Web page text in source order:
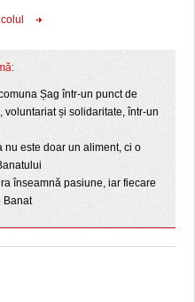
:
Șag într-un punct de
și solidaritate, într-un
nu este doar un aliment, ci o
înseamnă pasiune, iar fiecare
Banat